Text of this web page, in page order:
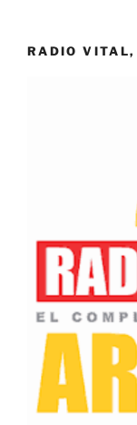
RADIO